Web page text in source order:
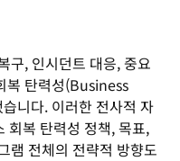
구, 인시던트 대응, 중요
복 탄력성(Business
니다. 이러한 전사적 자
회복 탄력성 정책, 목표,
램 전체의 전략적 방향도